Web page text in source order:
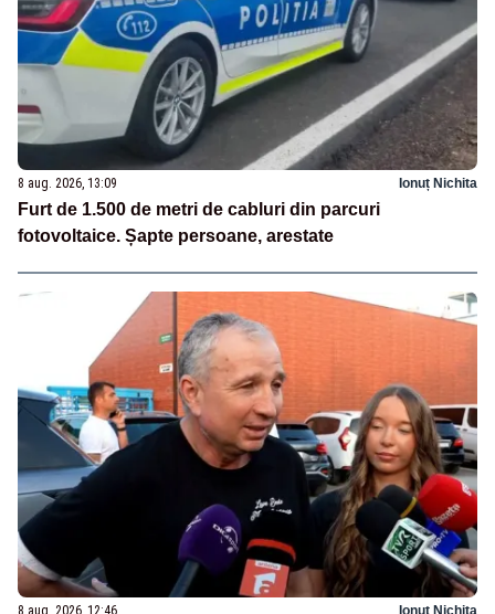
8 aug. 2026, 13:09 Ionuț Nichita
Furt de 1.500 de metri de cabluri din parcuri
fotovoltaice. Șapte persoane, arestate
8 aug. 2026, 12:46 Ionuț Nichita